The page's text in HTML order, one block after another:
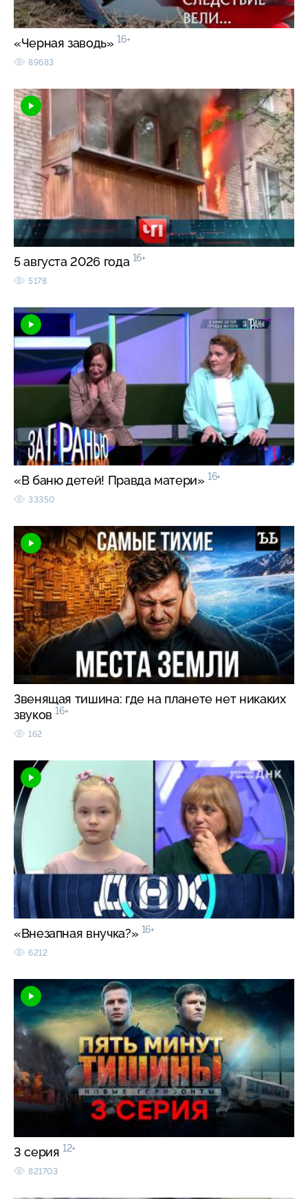
«Черная заводь» 16+
89683
5 августа 2026 года 16+
5178
«В баню детей! Правда матери» 16+
33350
Звенящая тишина: где на планете нет никаких
звуков 16+
162
«Внезапная внучка?» 16+
6212
3 серия 12+
821703